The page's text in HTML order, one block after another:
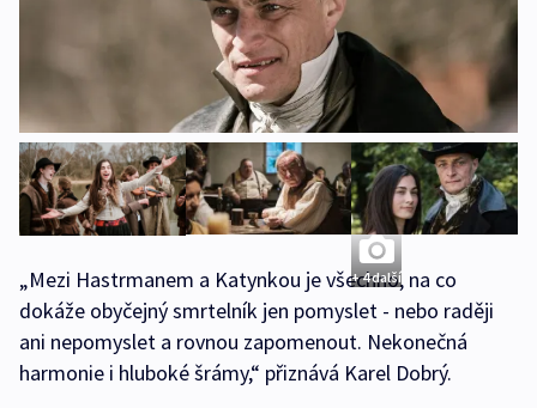
+ 4 další
„Mezi Hastrmanem a Katynkou je všechno, na co
dokáže obyčejný smrtelník jen pomyslet - nebo raději
ani nepomyslet a rovnou zapomenout. Nekonečná
harmonie i hluboké šrámy,“ přiznává Karel Dobrý.